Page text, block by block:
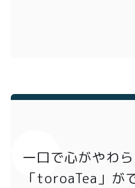
一口で心がやわ
「toroaTea」が